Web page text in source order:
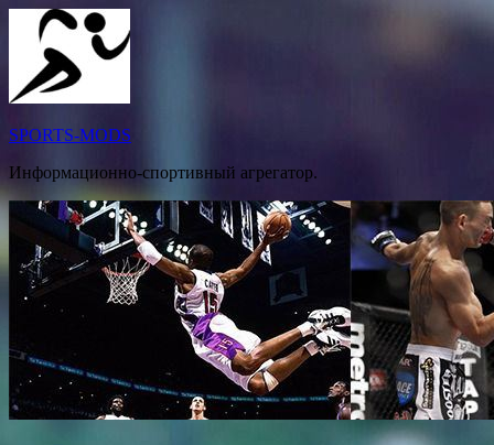
Перейти
содержимому
SPORTS-MODS
Информационно-спортивный агрегатор.